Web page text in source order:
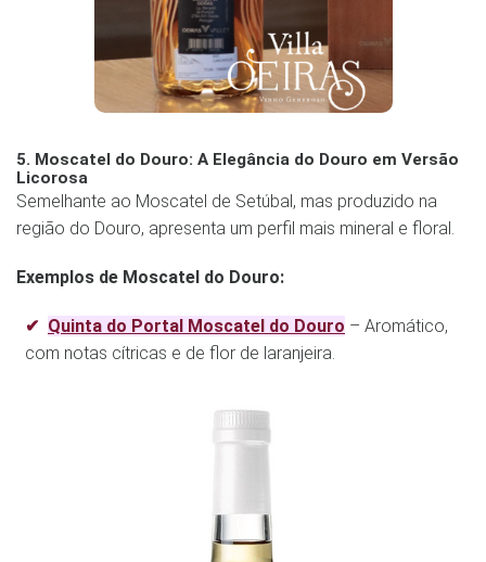
5. Moscatel do Douro: A Elegância do Douro em Versão
Licorosa
Semelhante ao Moscatel de Setúbal, mas produzido na
região do Douro, apresenta um perfil mais mineral e floral.
Exemplos de Moscatel do Douro:
Quinta do Portal Moscatel do Douro – Aromático,
com notas cítricas e de flor de laranjeira.